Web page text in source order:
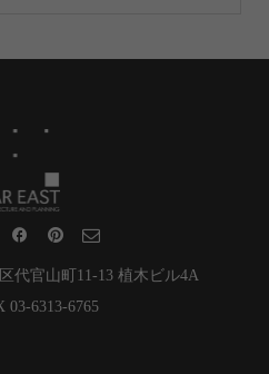
代官山町11-13 植木ビル4A
03-6313-6765